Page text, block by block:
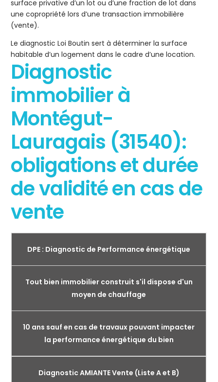
surface privative d’un lot ou d’une fraction de lot dans
une copropriété lors d’une transaction immobilière
(vente).
Le diagnostic Loi Boutin sert à déterminer la surface
habitable d’un logement dans le cadre d’une location.
Diagnostic
immobilier à
Montégut-
Lauragais (31540):
obligations et durée
de validité en cas de
vente
DPE : Diagnostic de Performance énergétique
Tout bien immobilier construit s'il dispose d'un
moyen de chauffage
10 ans sauf en cas de travaux pouvant impacter
la performance énergétique du bien
Diagnostic AMIANTE Vente (Liste A et B)